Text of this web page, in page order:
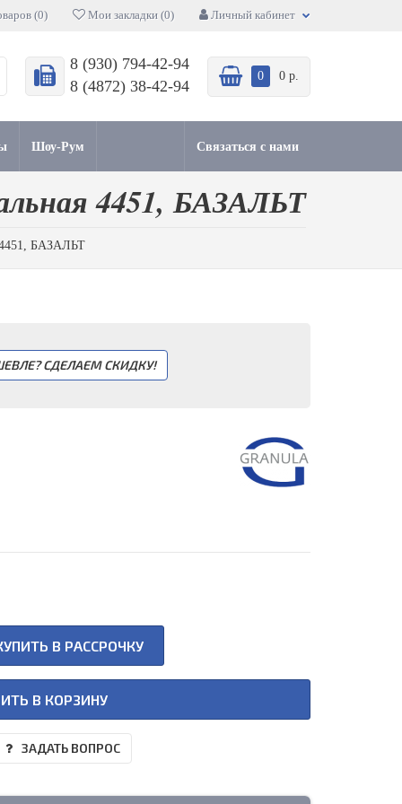
(0) Мои закладки (0) Личный кабинет
8 (930) 794-42-94
8 (4872) 38-42-94
0 0 р.
Шоу-Рум Связаться с нами
4451, БАЗАЛЬТ
4451, БАЗАЛЬТ
СДЕЛАЕМ СКИДКУ!
В РАССРОЧКУ
В КОРЗИНУ
ЗАДАТЬ ВОПРОС